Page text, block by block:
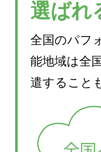
選ばれ
全国のパフ
能地域は全
遣すること